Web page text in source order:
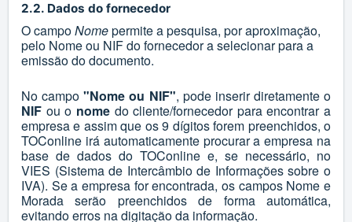
2.2. Dados do fornecedor
O campoNomepermite a pesquisa, por aproximação,
pelo Nome ou NIF do fornecedor a selecionar para a
emissão do documento.
No campo"Nome ou NIF", pode inserir diretamente o
NIF ou o nomedo cliente/fornecedor para encontrar a
empresa e assim que os 9 dígitos forem preenchidos, o
TOConline irá automaticamente procurar a empresa na
base de dados do TOConline e, se necessário, no
VIES (Sistema de Intercâmbio de Informações sobre o
IVA). Se a empresa for encontrada, os campos Nome e
Morada serão preenchidos de forma automática,
evitando erros na digitação da informação.